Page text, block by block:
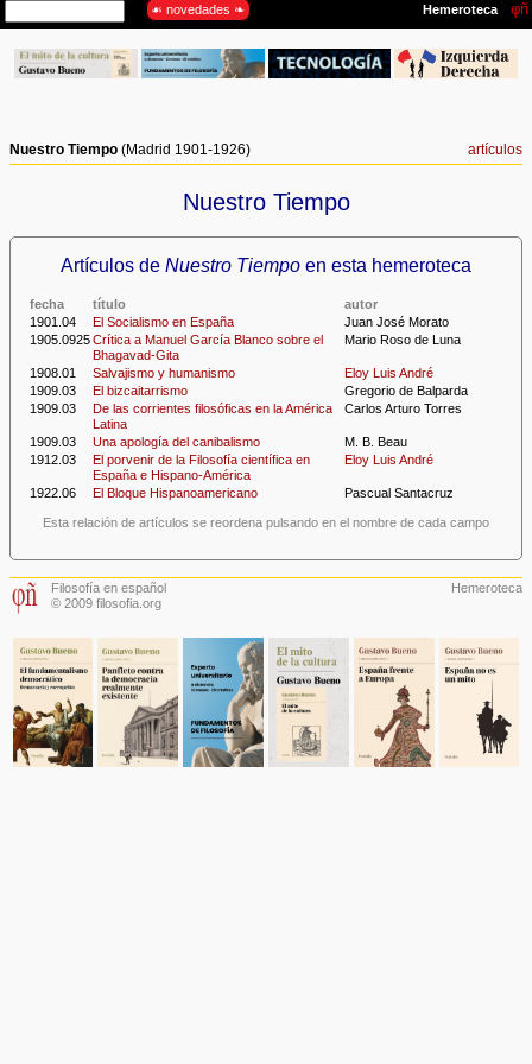
Nuestro Tiempo (Madrid 1901-1926) artículos
Nuestro Tiempo
Artículos de Nuestro Tiempo en esta hemeroteca
fecha título
autor
1901.04
El Socialismo en España
Juan José Morato
1905.0925Crítica a Manuel García Blanco sobre el
Bhagavad-Gita
Mario Roso de Luna
1908.01 Salvajismo y humanismo
Eloy Luis André
1909.03
El bizcaitarrismo
Gregorio de Balparda
1909.03
De las corrientes filosóficas en la América
Latina
Carlos Arturo Torres
1909.03 Una apología del canibalismo
M. B. Beau
1912.03
El porvenir de la Filosofía científica en
España e Hispano-América
Eloy Luis André
1922.06 El Bloque Hispanoamericano Pascual Santacruz
Esta relación de artículos se reordena pulsando en el nombre de cada campo
Filosofía en español
© 2009 filosofia.org
Hemeroteca